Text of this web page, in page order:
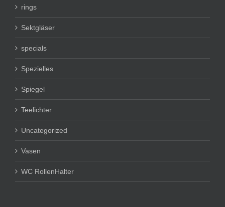
rings
Sektgläser
specials
Spezielles
Spiegel
Teelichter
Uncategorized
Vasen
WC RollenHalter